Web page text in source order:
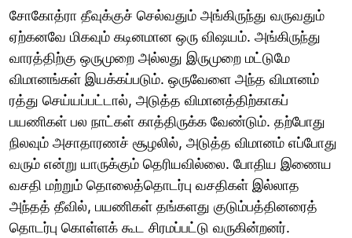
சோகோத்ரா தீவுக்குச் செல்வதும் அங்கிருந்து வருவதும்
ஏற்கனவே மிகவும் கடினமான ஒரு விஷயம். அங்கிருந்து
வாரத்திற்கு ஒருமுறை அல்லது இருமுறை மட்டுமே
விமானங்கள் இயக்கப்படும். ஒருவேளை அந்த விமானம்
ரத்து செய்யப்பட்டால், அடுத்த விமானத்திற்காகப்
பயணிகள் பல நாட்கள் காத்திருக்க வேண்டும். தற்போது
நிலவும் அசாதாரணச் சூழலில், அடுத்த விமானம் எப்போது
வரும் என்று யாருக்கும் தெரியவில்லை. போதிய இணைய
வசதி மற்றும் தொலைத்தொடர்பு வசதிகள் இல்லாத
அந்தத் தீவில், பயணிகள் தங்களது குடும்பத்தினரைத்
தொடர்பு கொள்ளக் கூட சிரமப்பட்டு வருகின்றனர்.